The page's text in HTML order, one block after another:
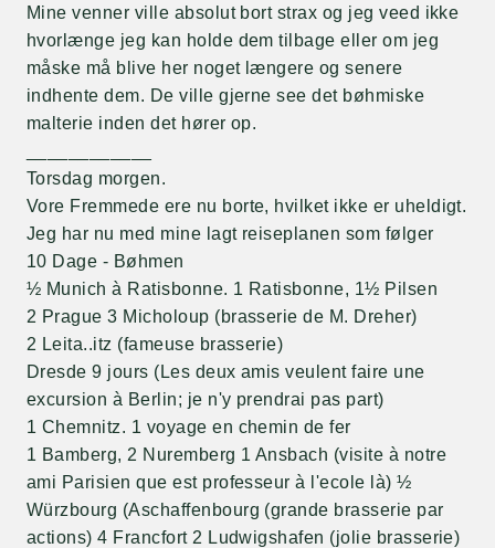
Mine venner ville absolut bort strax og jeg veed ikke
hvorlænge jeg kan holde dem tilbage eller om jeg
måske må blive her noget længere og senere
indhente dem. De ville gjerne see det bøhmiske
malterie inden det hører op.
Torsdag morgen.
Vore Fremmede ere nu borte, hvilket ikke er uheldigt.
Jeg har nu med mine lagt reiseplanen som følger
10 Dage - Bøhmen
½ Munich à Ratisbonne. 1 Ratisbonne, 1½ Pilsen
2 Prague 3 Micholoup (brasserie de M. Dreher)
2 Leita..itz (fameuse brasserie)
Dresde 9 jours (Les deux amis veulent faire une
excursion à Berlin; je n'y prendrai pas part)
1 Chemnitz. 1 voyage en chemin de fer
1 Bamberg, 2 Nuremberg 1 Ansbach (visite à notre
ami Parisien que est professeur à l'ecole là) ½
Würzbourg (Aschaffenbourg (grande brasserie par
actions) 4 Francfort 2 Ludwigshafen (jolie brasserie)